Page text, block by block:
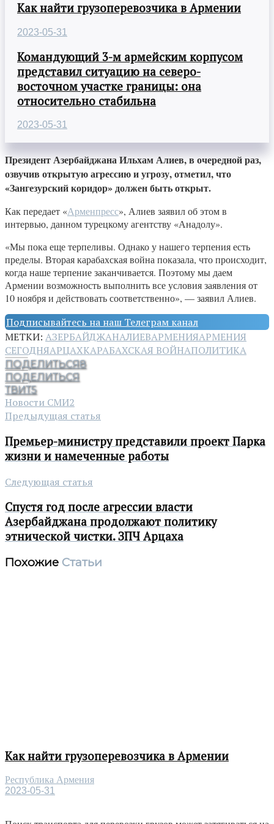
Как найти грузоперевозчика в Армении
2023-05-31
Командующий 3-м армейским корпусом
представил ситуацию на северо-
восточном участке границы: она
относительно стабильна
2023-05-31
Президент Азербайджана Ильхам Алиев, в очередной раз,
озвучив открытую агрессию и угрозу, отметил, что
«Зангезурский коридор» должен быть открыт.
Как передает «Арменпресс», Алиев заявил об этом в
интервью, данном турецкому агентству «Анадолу».
«Мы пока еще терпеливы. Однако у нашего терпения есть
пределы. Вторая карабахская война показала, что происходит,
когда наше терпение заканчивается. Поэтому мы даем
Армении возможность выполнить все условия заявления от
10 ноября и действовать соответственно», — заявил Алиев.
Подписывайтесь на наш Телеграм канал
МЕТКИ: АЗЕРБАЙДЖАНАЛИЕВАРМЕНИЯАРМЕНИЯ
СЕГОДНЯАРЦАХКАРАБАХСКАЯ ВОЙНАПОЛИТИКА
ПОДЕЛИТЬСЯ8
ПОДЕЛИТЬСЯ
ТВИТ5
Новости СМИ2
Предыдущая статья
Премьер-министру представили проект Парка
жизни и намеченные работы
Следующая статья
Спустя год после агрессии власти
Азербайджана продолжают политику
этнической чистки. ЗПЧ Арцаха
Похожие Статьи
Как найти грузоперевозчика в Армении
Республика Армения
2023-05-31